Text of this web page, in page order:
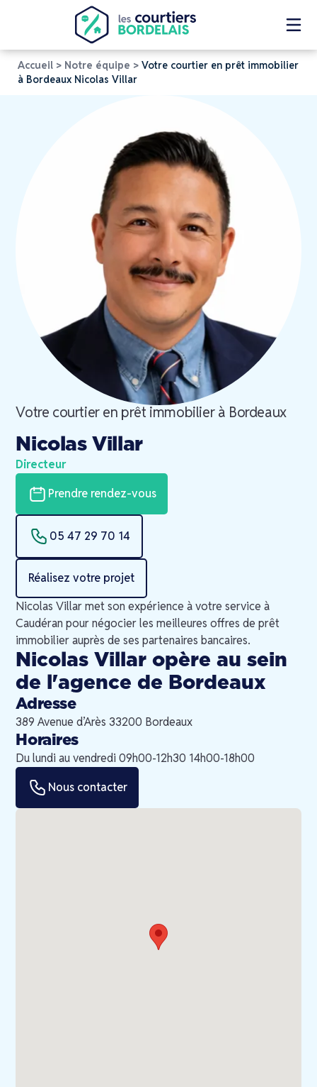
Accueil > Notre équipe > Votre courtier en prêt immobilier
à Bordeaux Nicolas Villar
Votre courtier en prêt immobilier à Bordeaux
Nicolas Villar
Directeur
Prendre rendez-vous
05 47 29 70 14
Réalisez votre projet
Nicolas Villar met son expérience à votre service à
Caudéran pour négocier les meilleures offres de prêt
immobilier auprès de ses partenaires bancaires.
Nicolas Villar opère au sein
de l'agence de Bordeaux
Adresse
389 Avenue d’Arès 33200 Bordeaux
Horaires
Du lundi au vendredi 09h00-12h30 14h00-18h00
Nous contacter